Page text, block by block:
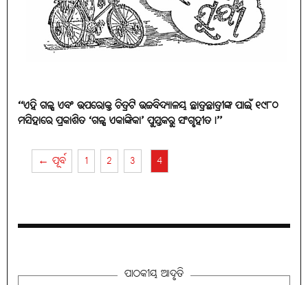
‘‘ଏହି ଗଳ୍ପ ଏବଂ ଉପରୋକ୍ତ ଚିତ୍ରଟି ଉଚ୍ଚବିଦ୍ୟାଳୟ ଛାତ୍ରଛାତ୍ରୀଙ୍କ ପାଇଁ ୧୯୮୦
ମସିହାରେ ପ୍ରକାଶିତ ‘ଗଳ୍ପ ଏକାଙ୍କିକା’ ପୁସ୍ତକରୁ ସଂଗୃହୀତ।’’
← ପୂର୍ବ
1 2 3 4
ପାଠକୀୟ ଆଦୃତି